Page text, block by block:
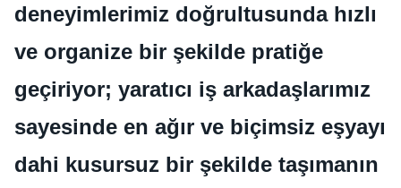
deneyimlerimiz doğrultusunda hızlı
ve organize bir şekilde pratiğe
geçiriyor; yaratıcı iş arkadaşlarımız
sayesinde en ağır ve biçimsiz eşyayı
dahi kusursuz bir şekilde taşımanın